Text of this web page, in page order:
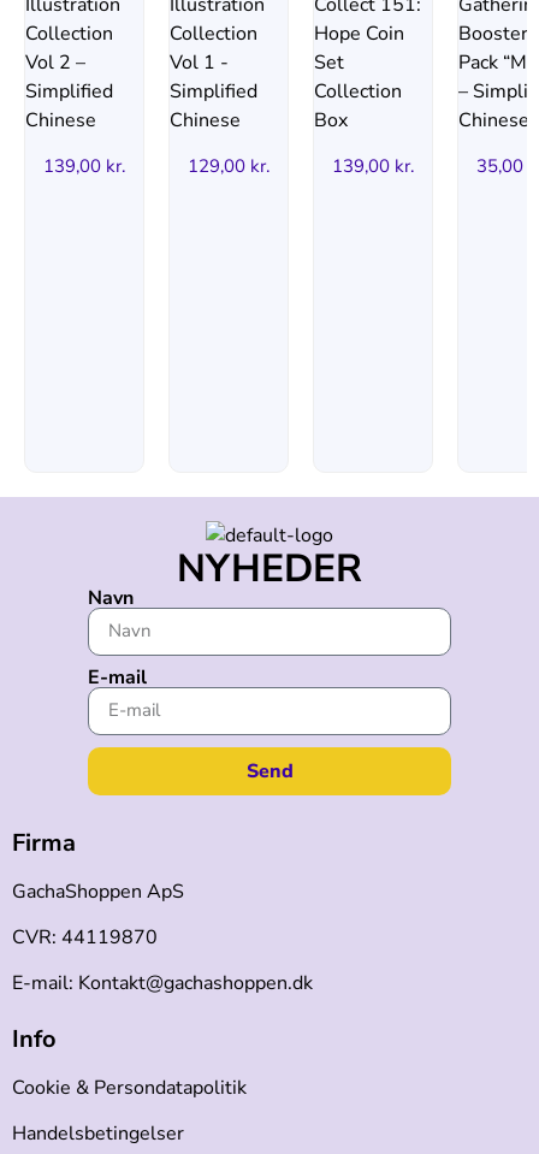
139,00 kr. 129,00 kr. 139,00 kr. 35,00
NYHEDER
Navn
E-mail
Send
Firma
GachaShoppen ApS
CVR: 44119870
E-mail: Kontakt@gachashoppen.dk
Info
Cookie & Persondatapolitik
Handelsbetingelser